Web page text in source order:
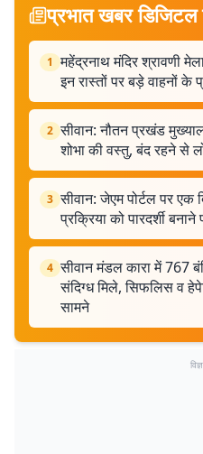
प्रभात खबर डिजिटल
1 महेंद्रनाथ मंदिर श्रावणी
इन रास्तों पर बड़े वाहनों के
2 सीवान: नौतन प्रखंड
शोभा की वस्तु, बंद रहने से
3 सीवान: जेएम पोर्टल पर एक
प्रक्रिया को पारदर्शी बनाने
4 सीवान मंडल कारा में 767
संदिग्ध मिले, सिफलिस व
सामने